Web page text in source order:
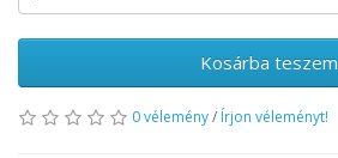
Kosárba teszem
0 vélemény/ Írjon véleményt!